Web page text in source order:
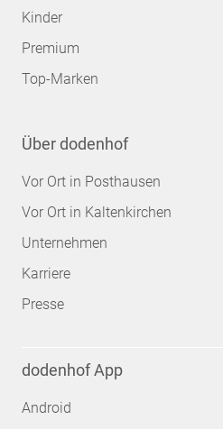
Kinder
Premium
Top-Marken
Über dodenhof
Vor Ort in Posthausen
Vor Ort in Kaltenkirchen
Unternehmen
Karriere
Presse
dodenhof App
Android